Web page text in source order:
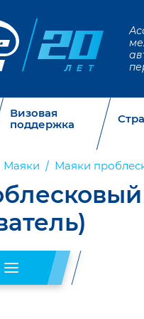
Визовая
поддержка
Маяки Маяки